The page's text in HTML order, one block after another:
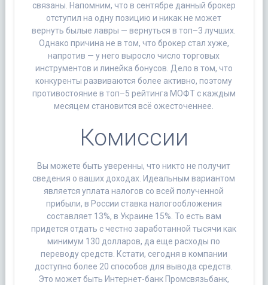
связаны. Напомним, что в сентябре данный брокер
отступил на одну позицию и никак не может
вернуть былые лавры — вернуться в топ–3 лучших.
Однако причина не в том, что брокер стал хуже,
напротив — у него выросло число торговых
инструментов и линейка бонусов. Дело в том, что
конкуренты развиваются более активно, поэтому
противостояние в топ–5 рейтинга МОФТ с каждым
месяцем становится всё ожесточеннее.
Комиссии
Вы можете быть уверенны, что никто не получит
сведения о ваших доходах. Идеальным вариантом
является уплата налогов со всей полученной
прибыли, в России ставка налогообложения
составляет 13%, в Украине 15%. То есть вам
придется отдать с честно заработанной тысячи как
минимум 130 долларов, да еще расходы по
переводу средств. Кстати, сегодня в компании
доступно более 20 способов для вывода средств.
Это может быть Интернет-банк Промсвязьбанк,